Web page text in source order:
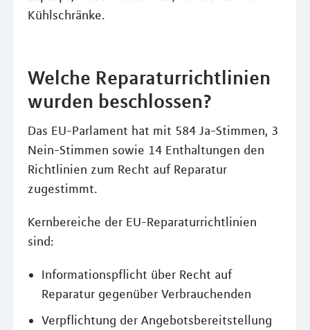
Kühlschränke.
Welche Reparaturrichtlinien
wurden beschlossen?
Das EU-Parlament hat mit 584 Ja-Stimmen, 3
Nein-Stimmen sowie 14 Enthaltungen den
Richtlinien zum Recht auf Reparatur
zugestimmt.
Kernbereiche der EU-Reparaturrichtlinien
sind:
Informationspflicht über Recht auf
Reparatur gegenüber Verbrauchenden
Verpflichtung der Angebotsbereitstellung